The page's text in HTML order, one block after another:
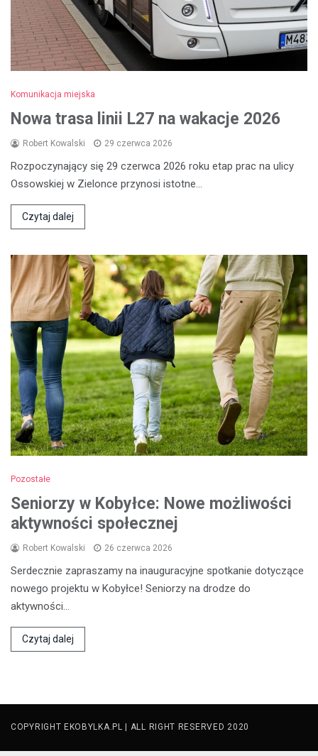
Komunikacja miejska
Nowa trasa linii L27 na wakacje 2026
Robert Kowalski 29 czerwca 2026
Rozpoczynający się 29 czerwca 2026 roku etap prac na ulicy
Ossowskiej w Zielonce przynosi istotne…
Czytaj dalej
Pozostałe
Seniorzy w Kobyłce: Nowe możliwości
aktywności społecznej
Robert Kowalski 26 czerwca 2026
Serdecznie zapraszamy na inauguracyjne spotkanie dotyczące
nowego projektu w Kobyłce! Seniorzy na drodze do
aktywności…
Czytaj dalej
COPYRIGHT EKOBYLKA.PL | ALL RIGHT RESERVED 2020